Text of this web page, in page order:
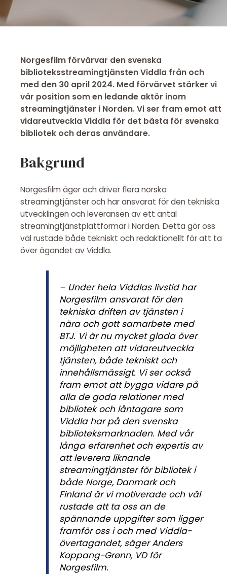
Norgesfilm förvärvar den svenska
biblioteksstreamingtjänsten Viddla från och
med den 30 april 2024. Med förvärvet stärker vi
vår position som en ledande aktör inom
streamingtjänster i Norden. Vi ser fram emot att
vidareutveckla Viddla för det bästa för svenska
bibliotek och deras användare.
Bakgrund
Norgesfilm äger och driver flera norska
streamingtjänster och har ansvarat för den tekniska
utvecklingen och leveransen av ett antal
streamingtjänstplattformar i Norden. Detta gör oss
väl rustade både tekniskt och redaktionellt för att ta
över ägandet av Viddla.
– Under hela Viddlas livstid har
Norgesfilm ansvarat för den
tekniska driften av tjänsten i
nära och gott samarbete med
BTJ. Vi är nu mycket glada över
möjligheten att vidareutveckla
tjänsten, både tekniskt och
innehållsmässigt. Vi ser också
fram emot att bygga vidare på
alla de goda relationer med
bibliotek och låntagare som
Viddla har på den svenska
biblioteksmarknaden. Med vår
långa erfarenhet och expertis av
att leverera liknande
streamingtjänster för bibliotek i
både Norge, Danmark och
Finland är vi motiverade och väl
rustade att ta oss an de
spännande uppgifter som ligger
framför oss i och med Viddla-
övertagandet, säger Anders
Koppang-Grønn, VD för
Norgesfilm.